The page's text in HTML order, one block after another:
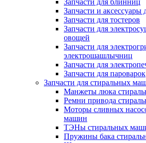
Запчасти для блинниц
Запчасти и аксессуары
Запчасти для тостеров
Запчасти для
овощей
Запчасти для
электрошашлычниц
Запчасти для
Запчасти для пароварок
Запчасти для стиральных
Манжеты люка
Ремни привода
Моторы сливных
машин
ТЭНы стиральных
Пружины бака